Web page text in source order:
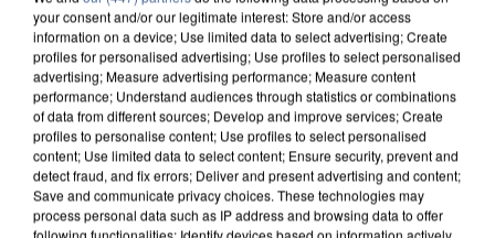
your consent and/or our legitimate interest: Store and/or access
information on a device; Use limited data to select advertising; Create
profiles for personalised advertising; Use profiles to select personalised
advertising; Measure advertising performance; Measure content
performance; Understand audiences through statistics or combinations
of data from different sources; Develop and improve services; Create
profiles to personalise content; Use profiles to select personalised
content; Use limited data to select content; Ensure security, prevent and
detect fraud, and fix errors; Deliver and present advertising and content;
Save and communicate privacy choices. These technologies may
process personal data such as IP address and browsing data to offer
following functionalities: Identify devices based on information actively